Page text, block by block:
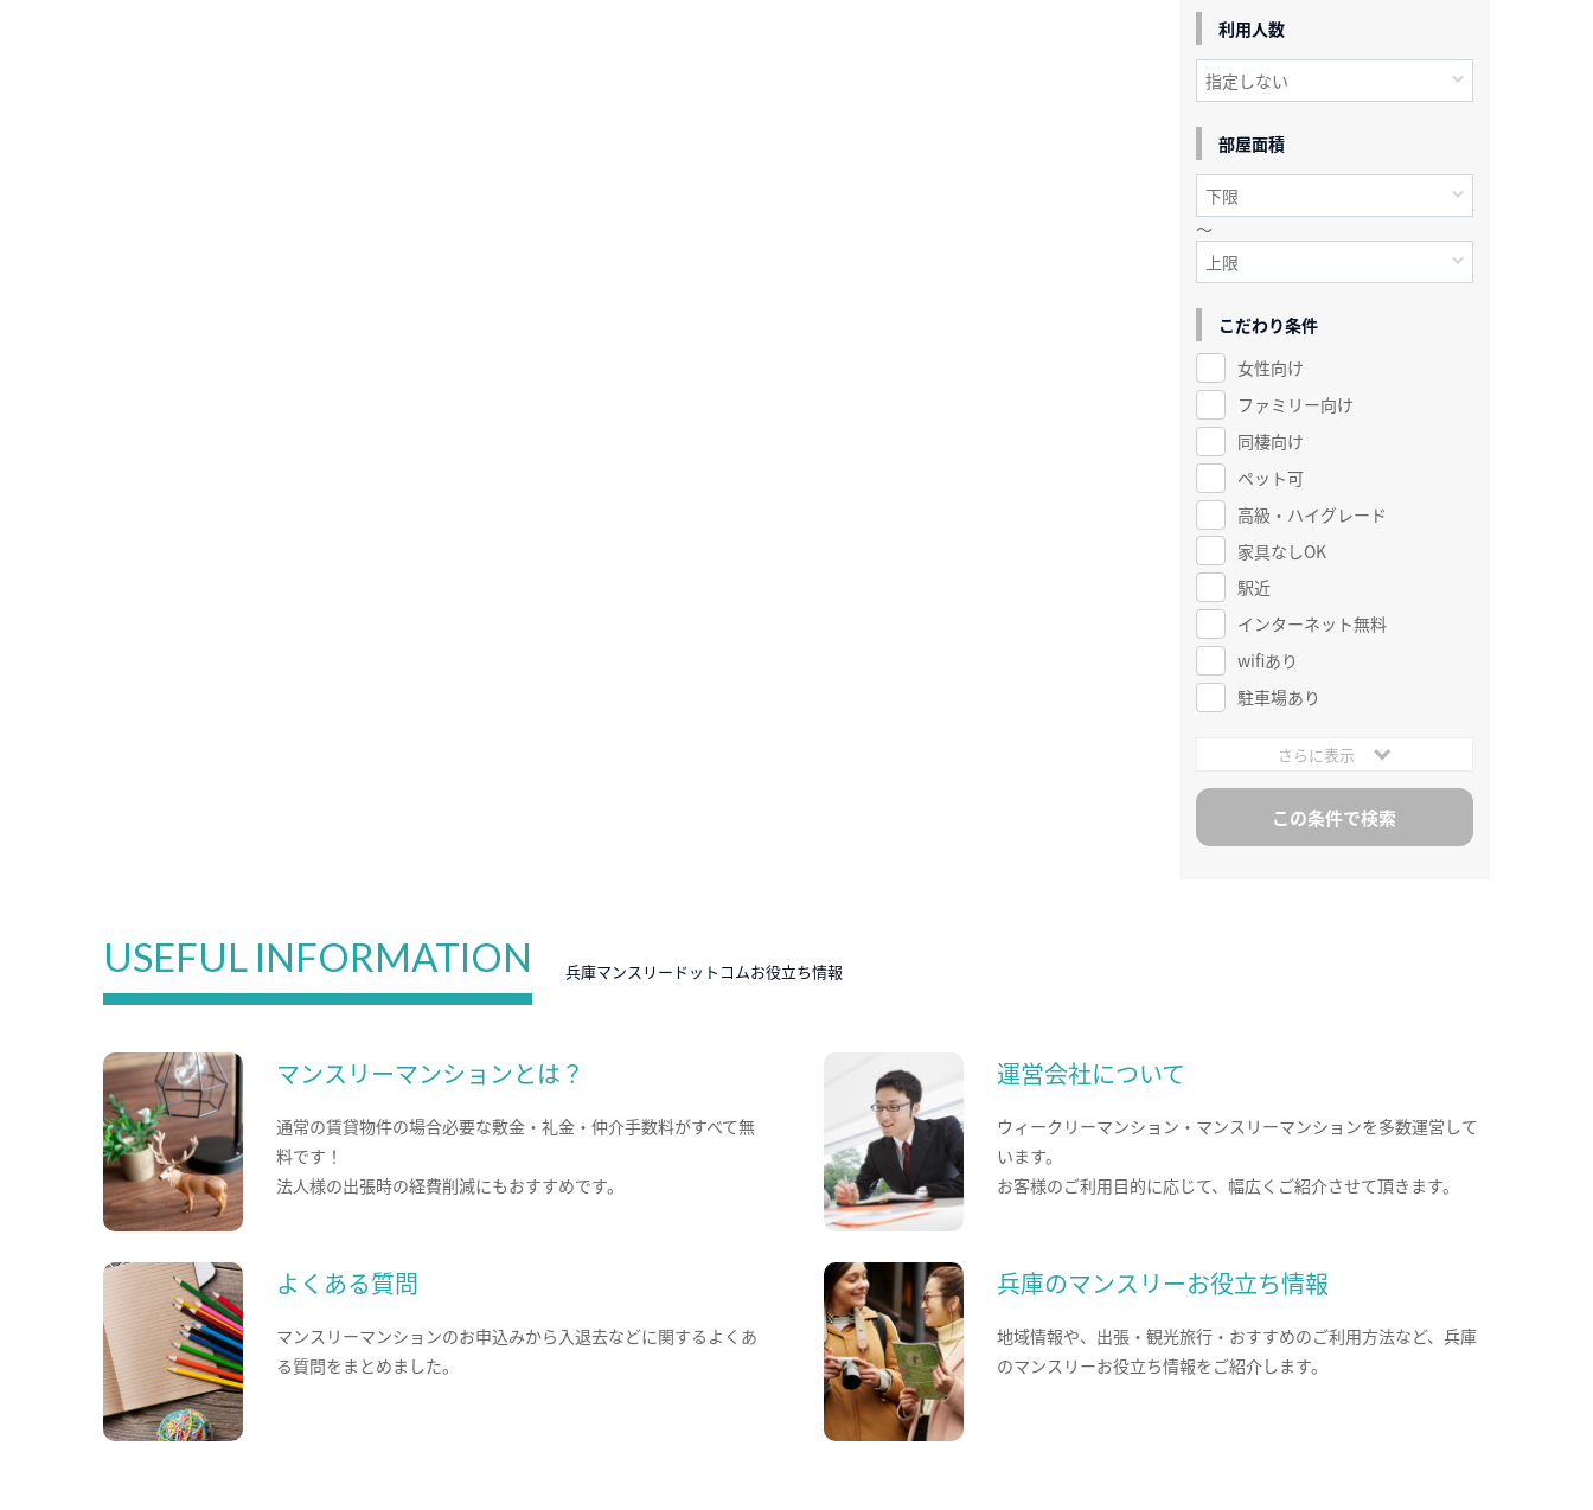
利用人数
部屋面積
～
こだわり条件
女性向け
ファミリー向け
同棲向け
ペット可
高級・ハイグレード
家具なしOK
駅近
インターネット無料
wifiあり
駐車場あり
さらに表示
USEFUL INFORMATION 兵庫マンスリードットコムお役立ち情報
マンスリーマンションとは？
通常の賃貸物件の場合必要な敷金・礼金・仲介手数料がすべて無
料です！
法人様の出張時の経費削減にもおすすめです。
運営会社について
ウィークリーマンション・マンスリーマンションを多数運営して
います。
お客様のご利用目的に応じて、幅広くご紹介させて頂きます。
よくある質問
マンスリーマンションのお申込みから入退去などに関するよくあ
る質問をまとめました。
兵庫のマンスリーお役立ち情報
地域情報や、出張・観光旅行・おすすめのご利用方法など、兵庫
のマンスリーお役立ち情報をご紹介します。